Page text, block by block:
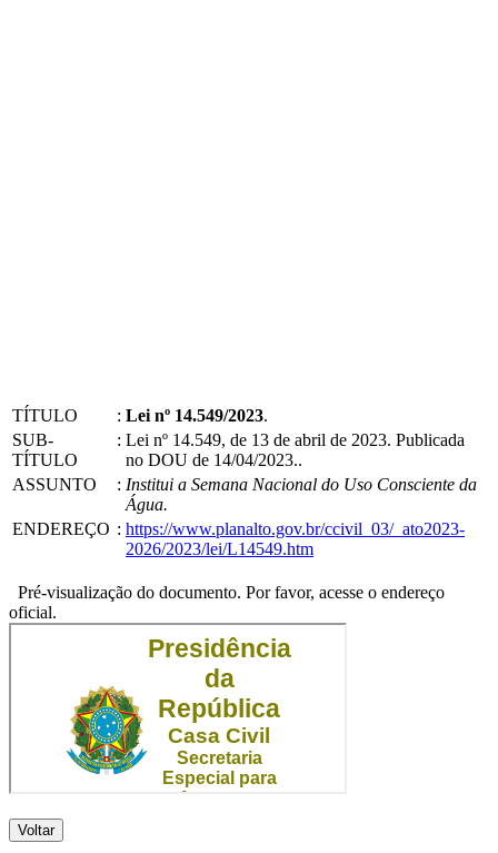
TÍTULO : Lei nº 14.549/2023.
SUB-
TÍTULO
: Lei nº 14.549, de 13 de abril de 2023. Publicada
no DOU de 14/04/2023..
ASSUNTO
: Institui a Semana Nacional do Uso Consciente da
Água.
ENDEREÇO : https://www.planalto.gov.br/ccivil_03/_ato2023-
2026/2023/lei/L14549.htm
Pré-visualização do documento. Por favor, acesse o endereço
oficial.
Voltar